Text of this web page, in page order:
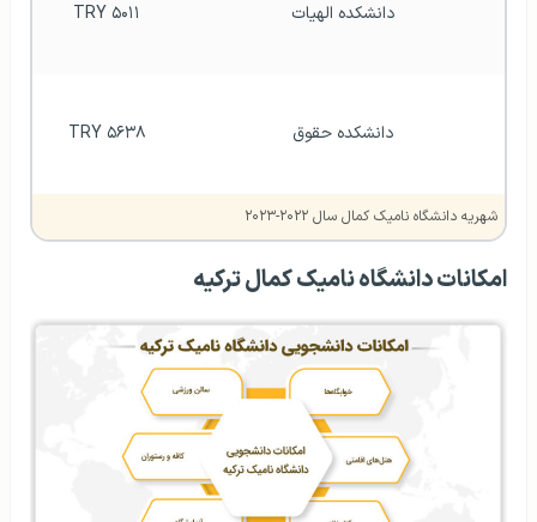
دانشکده الهیات ۵۰۱۱ TRY
دانشکده حقوق ۵۶۳۸ TRY
شهریه دانشگاه نامیک کمال سال ۲۰۲۲-۲۰۲۳
امکانات دانشگاه نامیک کمال ترکیه